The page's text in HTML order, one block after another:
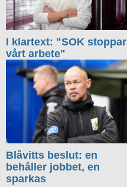
I klartext: "SOK stoppar
vårt arbete"
Blåvitts beslut: en
behåller jobbet, en
sparkas